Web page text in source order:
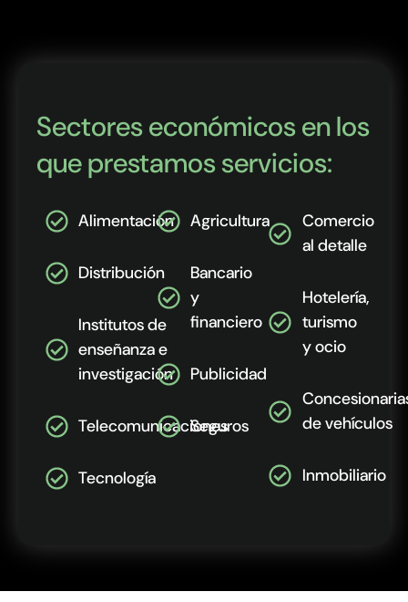
Sectores económicos en los
que prestamos servicios:
Alimentación
Distribución
Institutos de
enseñanza e
investigación
Telecomunicaciones
Tecnología
Agricultura
Bancario
y
financiero
Publicidad
Seguros
Comercio
al detalle
Hotelería,
turismo
y ocio
de vehículos
Inmobiliario